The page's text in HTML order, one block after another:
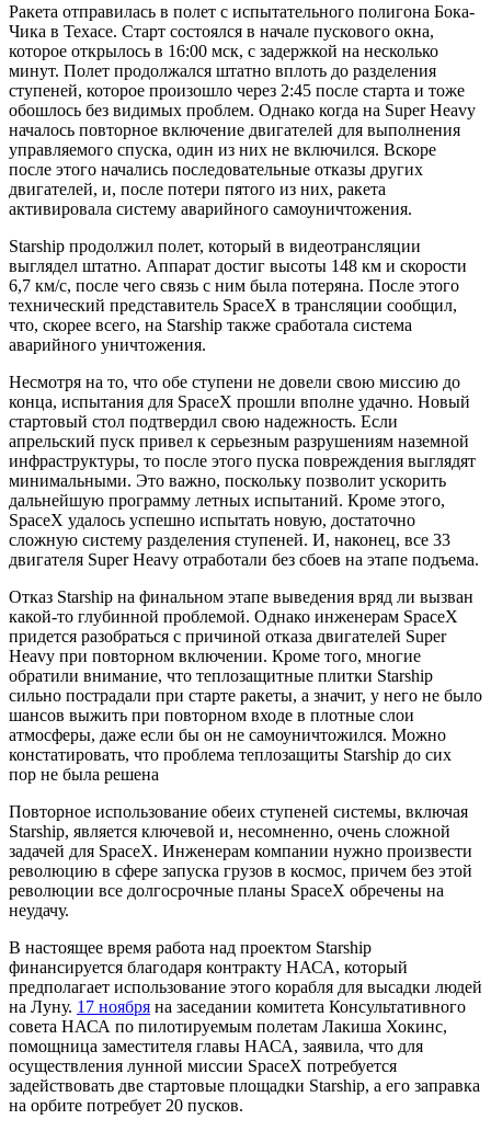
Ракета отправилась в полет с испытательного полигона Бока-
Чика в Техасе. Старт состоялся в начале пускового окна,
которое открылось в 16:00 мск, с задержкой на несколько
минут. Полет продолжался штатно вплоть до разделения
ступеней, которое произошло через 2:45 после старта и тоже
обошлось без видимых проблем. Однако когда на Super Heavy
началось повторное включение двигателей для выполнения
управляемого спуска, один из них не включился. Вскоре
после этого начались последовательные отказы других
двигателей, и, после потери пятого из них, ракета
активировала систему аварийного самоуничтожения.
Starship продолжил полет, который в видеотрансляции
выглядел штатно. Аппарат достиг высоты 148 км и скорости
6,7 км/с, после чего связь с ним была потеряна. После этого
технический представитель SpaceX в трансляции сообщил,
что, скорее всего, на Starship также сработала система
аварийного уничтожения.
Несмотря на то, что обе ступени не довели свою миссию до
конца, испытания для SpaceX прошли вполне удачно. Новый
стартовый стол подтвердил свою надежность. Если
апрельский пуск привел к серьезным разрушениям наземной
инфраструктуры, то после этого пуска повреждения выглядят
минимальными. Это важно, поскольку позволит ускорить
дальнейшую программу летных испытаний. Кроме этого,
SpaceX удалось успешно испытать новую, достаточно
сложную систему разделения ступеней. И, наконец, все 33
двигателя Super Heavy отработали без сбоев на этапе подъема.
Отказ Starship на финальном этапе выведения вряд ли вызван
какой-то глубинной проблемой. Однако инженерам SpaceX
придется разобраться с причиной отказа двигателей Super
Heavy при повторном включении. Кроме того, многие
обратили внимание, что теплозащитные плитки Starship
сильно пострадали при старте ракеты, а значит, у него не было
шансов выжить при повторном входе в плотные слои
атмосферы, даже если бы он не самоуничтожился. Можно
констатировать, что проблема теплозащиты Starship до сих
пор не была решена
Повторное использование обеих ступеней системы, включая
Starship, является ключевой и, несомненно, очень сложной
задачей для SpaceX. Инженерам компании нужно произвести
революцию в сфере запуска грузов в космос, причем без этой
революции все долгосрочные планы SpaceX обречены на
неудачу.
В настоящее время работа над проектом Starship
финансируется благодаря контракту НАСА, который
предполагает использование этого корабля для высадки людей
на Луну. 17 ноября на заседании комитета Консультативного
совета НАСА по пилотируемым полетам Лакиша Хокинс,
помощница заместителя главы НАСА, заявила, что для
осуществления лунной миссии SpaceX потребуется
задействовать две стартовые площадки Starship, а его заправка
на орбите потребует 20 пусков.